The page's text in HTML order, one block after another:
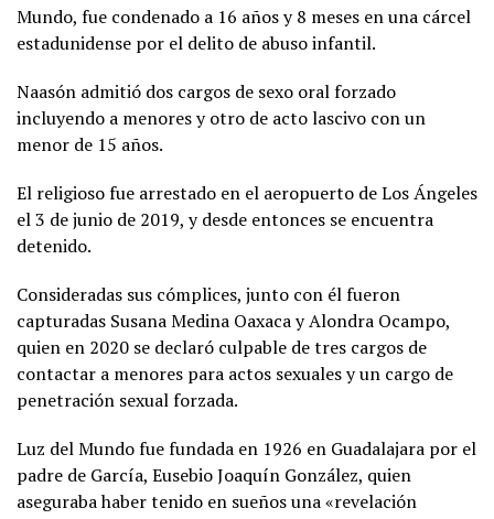
Mundo, fue condenado a 16 años y 8 meses en una cárcel
estadunidense por el delito de abuso infantil.
Naasón admitió dos cargos de sexo oral forzado
incluyendo a menores y otro de acto lascivo con un
menor de 15 años.
El religioso fue arrestado en el aeropuerto de Los Ángeles
el 3 de junio de 2019, y desde entonces se encuentra
detenido.
Consideradas sus cómplices, junto con él fueron
capturadas Susana Medina Oaxaca y Alondra Ocampo,
quien en 2020 se declaró culpable de tres cargos de
contactar a menores para actos sexuales y un cargo de
penetración sexual forzada.
Luz del Mundo fue fundada en 1926 en Guadalajara por el
padre de García, Eusebio Joaquín González, quien
aseguraba haber tenido en sueños una «revelación